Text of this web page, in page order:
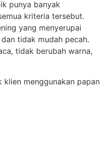
punya banyak
kriteria tersebut.
yang menyerupai
tidak mudah pecah.
tidak berubah warna,
klien menggunakan papan